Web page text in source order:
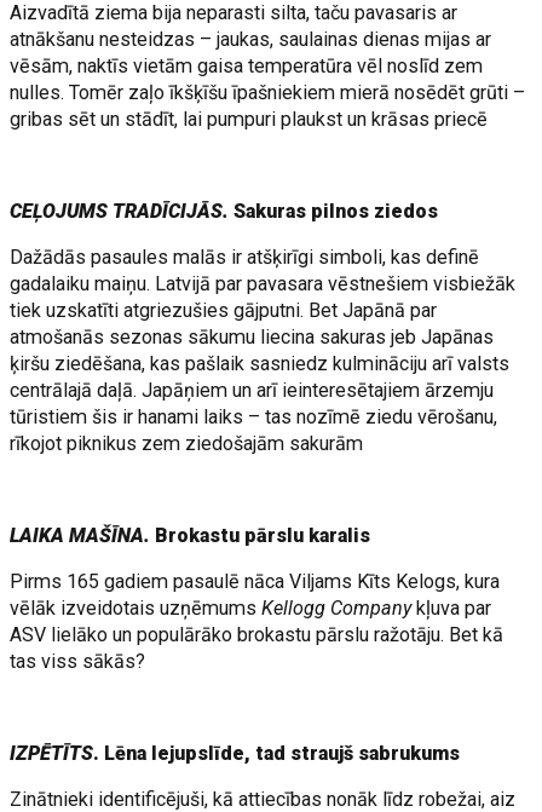
Aizvadītā ziema bija neparasti silta, taču pavasaris ar
atnākšanu nesteidzas – jaukas, saulainas dienas mijas ar
vēsām, naktīs vietām gaisa temperatūra vēl noslīd zem
nulles. Tomēr zaļo īkšķīšu īpašniekiem mierā nosēdēt grūti –
gribas sēt un stādīt, lai pumpuri plaukst un krāsas priecē
CEĻOJUMS TRADĪCIJĀS. Sakuras pilnos ziedos
Dažādās pasaules malās ir atšķirīgi simboli, kas definē
gadalaiku maiņu. Latvijā par pavasara vēstnešiem visbiežāk
tiek uzskatīti atgriezušies gājputni. Bet Japānā par
atmošanās sezonas sākumu liecina sakuras jeb Japānas
ķiršu ziedēšana, kas pašlaik sasniedz kulmināciju arī valsts
centrālajā daļā. Japāņiem un arī ieinteresētajiem ārzemju
tūristiem šis ir hanami laiks – tas nozīmē ziedu vērošanu,
rīkojot piknikus zem ziedošajām sakurām
LAIKA MAŠĪNA. Brokastu pārslu karalis
Pirms 165 gadiem pasaulē nāca Viljams Kīts Kelogs, kura
vēlāk izveidotais uzņēmumsKellogg Companykļuva par
ASV lielāko un populārāko brokastu pārslu ražotāju. Bet kā
tas viss sākās?
IZPĒTĪTS. Lēna lejupslīde, tad straujš sabrukums
Zinātnieki identificējuši, kā attiecības nonāk līdz robežai, aiz